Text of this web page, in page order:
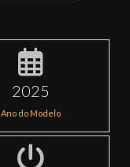
2025
Ano do Modelo